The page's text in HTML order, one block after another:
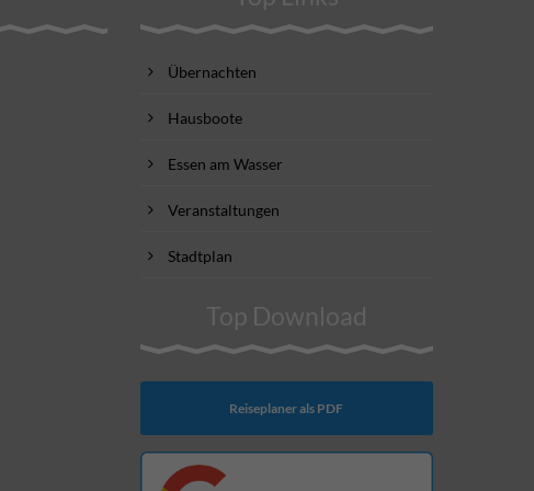
Übernachten
Hausboote
Essen am Wasser
Veranstaltungen
Stadtplan
Top Download
Reiseplaner als PDF